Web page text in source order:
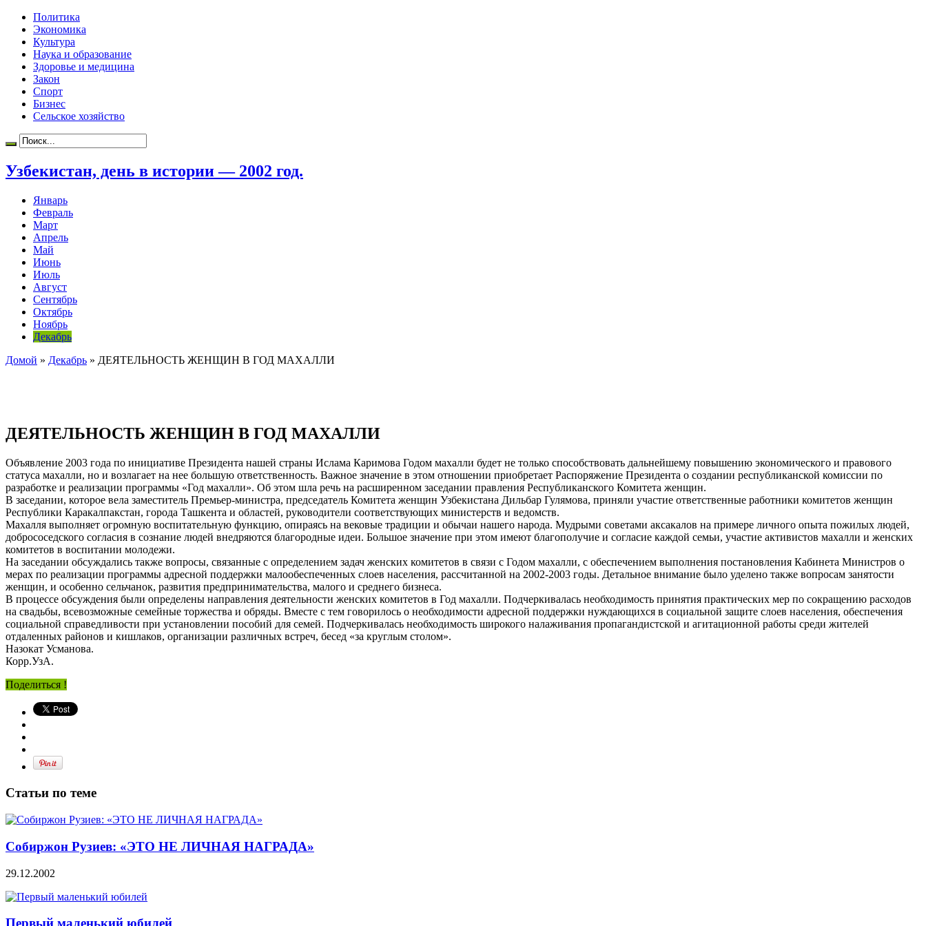
Политика
Экономика
Культура
Наука и образование
Здоровье и медицина
Закон
Спорт
Бизнес
Сельское хозяйство
Узбекистан, день в истории — 2002 год.
Январь
Февраль
Март
Апрель
Май
Июнь
Июль
Август
Сентябрь
Октябрь
Ноябрь
Декабрь
Домой » Декабрь » ДЕЯТЕЛЬНОСТЬ ЖЕНЩИН В ГОД МАХАЛЛИ
ДЕЯТЕЛЬНОСТЬ ЖЕНЩИН В ГОД МАХАЛЛИ
Объявление 2003 года по инициативе Президента нашей страны Ислама Каримова Годом махалли будет не только способствовать дальнейшему повышению экономического и правового
статуса махалли, но и возлагает на нее большую ответственность. Важное значение в этом отношении приобретает Распоряжение Президента о создании республиканской комиссии по
разработке и реализации программы «Год махалли». Об этом шла речь на расширенном заседании правления Республиканского Комитета женщин.
В заседании, которое вела заместитель Премьер-министра, председатель Комитета женщин Узбекистана Дильбар Гулямова, приняли участие ответственные работники комитетов женщин
Республики Каракалпакстан, города Ташкента и областей, руководители соответствующих министерств и ведомств.
Махалля выполняет огромную воспитательную функцию, опираясь на вековые традиции и обычаи нашего народа. Мудрыми советами аксакалов на примере личного опыта пожилых людей,
добрососедского согласия в сознание людей внедряются благородные идеи. Большое значение при этом имеют благополучие и согласие каждой семьи, участие активистов махалли и женских
комитетов в воспитании молодежи.
На заседании обсуждались также вопросы, связанные с определением задач женских комитетов в связи с Годом махалли, с обеспечением выполнения постановления Кабинета Министров о
мерах по реализации программы адресной поддержки малообеспеченных слоев населения, рассчитанной на 2002-2003 годы. Детальное внимание было уделено также вопросам занятости
женщин, и особенно сельчанок, развития предпринимательства, малого и среднего бизнеса.
В процессе обсуждения были определены направления деятельности женских комитетов в Год махалли. Подчеркивалась необходимость принятия практических мер по сокращению расходов
на свадьбы, всевозможные семейные торжества и обряды. Вместе с тем говорилось о необходимости адресной поддержки нуждающихся в социальной защите слоев населения, обеспечения
социальной справедливости при установлении пособий для семей. Подчеркивалась необходимость широкого налаживания пропагандистской и агитационной работы среди жителей
отдаленных районов и кишлаков, организации различных встреч, бесед «за круглым столом».
Назокат Усманова.
Корр.УзА.
Поделиться !
Статьи по теме
Собиржон Рузиев: «ЭТО НЕ ЛИЧНАЯ НАГРАДА»
29.12.2002
Первый маленький юбилей